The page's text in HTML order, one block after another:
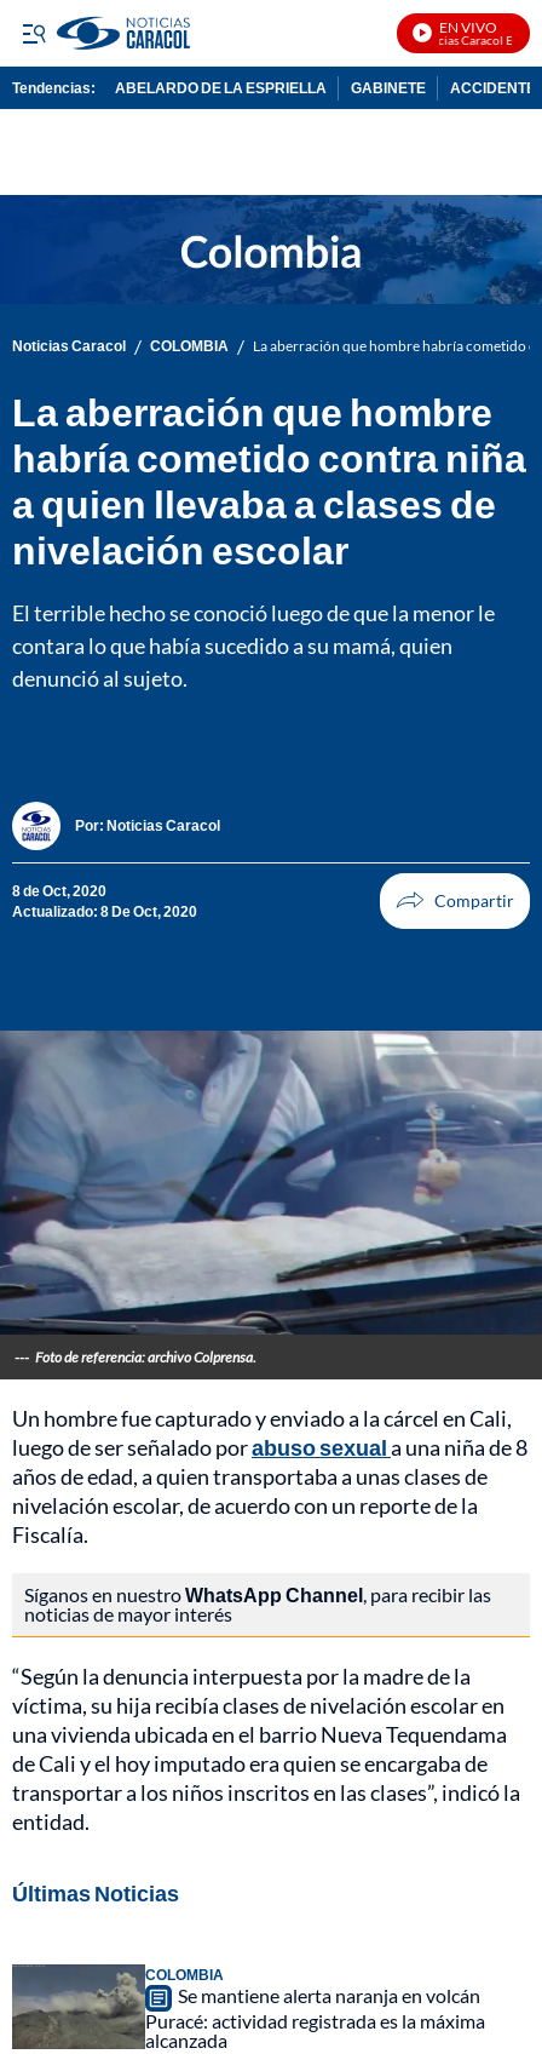
EN VIVO
Noticias Caracol En Vivo
Tendencias: ABELARDO DE LA ESPRIELLA GABINETE ACCIDENTE
Noticias Caracol / COLOMBIA / La aberración que hombre habría cometido
La aberración que hombre
habría cometido contra niña
a quien llevaba a clases de
nivelación escolar
El terrible hecho se conoció luego de que la menor le
contara lo que había sucedido a su mamá, quien
denunció al sujeto.
Por: Noticias Caracol
8 de Oct, 2020
Actualizado: 8 De Oct, 2020
--- Foto de referencia: archivo Colprensa.
Un hombre fue capturado y enviado a la cárcel en Cali,
luego de ser señalado porabuso sexuala una niña de 8
años de edad, a quien transportaba a unas clases de
nivelación escolar, de acuerdo con un reporte de la
Fiscalía.
Síganos en nuestroWhatsApp Channel, para recibir las
noticias de mayor interés
“Según la denuncia interpuesta por la madre de la
víctima, su hija recibía clases de nivelación escolar en
una vivienda ubicada en el barrio Nueva Tequendama
de Cali y el hoy imputado era quien se encargaba de
transportar a los niños inscritos en las clases”, indicó la
entidad.
Últimas Noticias
COLOMBIA
Se mantiene alerta naranja en volcán
Puracé: actividad registrada es la máxima
alcanzada